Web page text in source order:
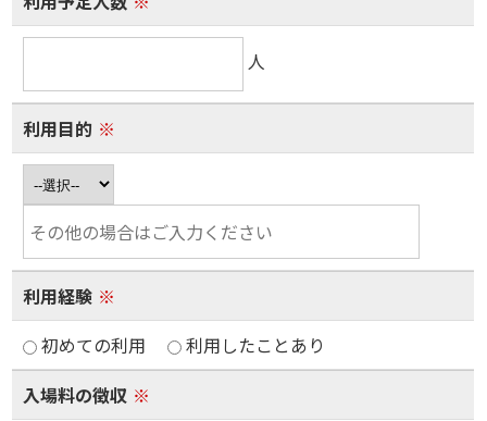
人
利用目的 ※
利用経験 ※
初めての利用
利用したことあり
入場料の徴収 ※